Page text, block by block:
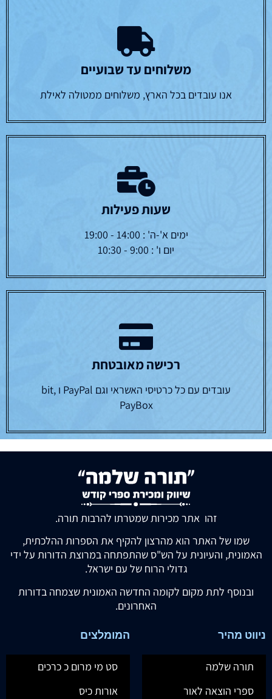
משלוחים עד שבועיים
אנו עובדים בכל הארץ, משלוחים ממטולה לאילת
שעות פעילות
ימים א'-ה' : 14:00 - 19:00
יום ו' : 9:00 - 10:30
רכישה מאובטחת
עובדים עם כל כרטיסי האשראי וגם PayPal ו bit,
PayBox
זהו אתר מכירות שמטרתו להרבות תורה.
שמו של האתר הוא מהרצון להקיף את הספרות ההלכתית,
האמונית, והעיונית על הש"ס שהתפתחה במרוצת הדורות על ידי
גדולי הרוח של עם ישראל.
ובנוסף לתת מקום לקומה החדשה האמונית שצמחה בדורות
האחרונים.
ניווט מהיר
תורה שלמה
ספרי הוצאה לאור
המומלצים
סט מי מרום כ כרכים
אורות כיס